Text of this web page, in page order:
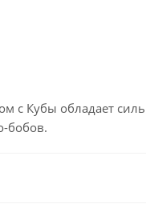
с Кубы обладает
бобов.